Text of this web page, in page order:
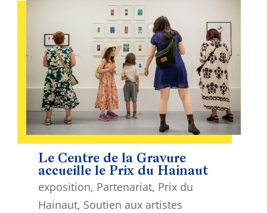
Le Centre de la Gravure
accueille le Prix du Hainaut
exposition, Partenariat, Prix du
Hainaut, Soutien aux artistes